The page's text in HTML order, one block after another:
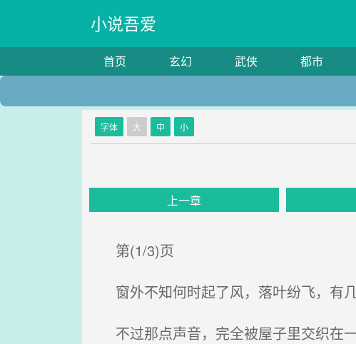
小说吾爱
首页 玄幻 武侠 都市
字体 大 中 小
上一章
第(1/3)页
窗外不知何时起了风，落叶纷飞，有
不过那点声音，完全被屋子里交织在